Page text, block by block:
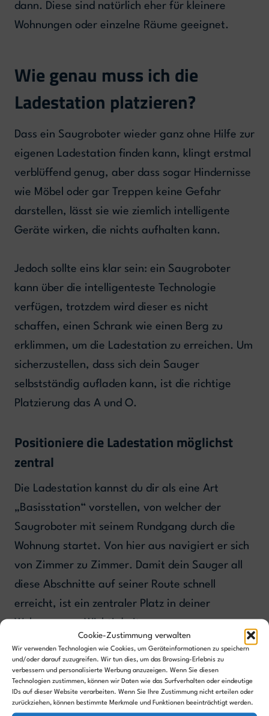
Cookie-Zustimmung verwalten
Wir verwenden Technologien wie Cookies, um Geräteinformationen zu speichern
und/oder darauf zuzugreifen. Wir tun dies, um das Browsing-Erlebnis zu
verbessern und personalisierte Werbung anzuzeigen. Wenn Sie diesen
Technologien zustimmen, können wir Daten wie das Surfverhalten oder eindeutige
IDs auf dieser Website verarbeiten. Wenn Sie Ihre Zustimmung nicht erteilen oder
zurückziehen, können bestimmte Merkmale und Funktionen beeinträchtigt werden.
dann. Diese sind natürlich eher für kleinere
Wohnungen oder einzelne Räume geeignet.
Wie genau muss ich die
Ladestation platzieren?
Dass ein Saugroboter wieder ganz ohne Hilfe zur
eigenen Ladestation finden kann, klingt erstmal
verblüffend genug, aber dass sogar Hindernisse
wie Möbel oder gar Treppen keine Gefahr
darstellen, lässt sie wie ziemlich intelligente
Geräte wirken, die nichts aufhalten kann.
Jedoch sollte eins klar sein: ein Saugroboter
kann über die intelligenteste Technologie
verfügen, trotzdem wird dieser es nicht
schaffen, einen Schrank wie einen Berg zu
erklimmen, um die Ladestation zu erreichen. Um
sicherzustellen, dass sich dein Sauger
selbstständig aufladen kann, ist die richtige
Platzierung das A und O.
Positioniere die Ladestation möglichst
zentral
Die Ladestation kannst du dir als eine Art
„Basisstation“ vorstellen, von welcher der
Saugroboter mit seinem Rundgang durch die
Wohnung startet. Von hier aus navigiert er sich
von Zimmer zu Zimmer. Damit dein Sauger all
diese Abschnitte auf seiner Route schnell
erreicht, ist ein zentraler Platz in deiner
Wohnung von Wichtigkeit.
Auch braucht dein Saugroboter, beim Vorgang
des Andockens an die Ladestation, viel Platz.
Hindernisse in unmittelbarer Nähe der